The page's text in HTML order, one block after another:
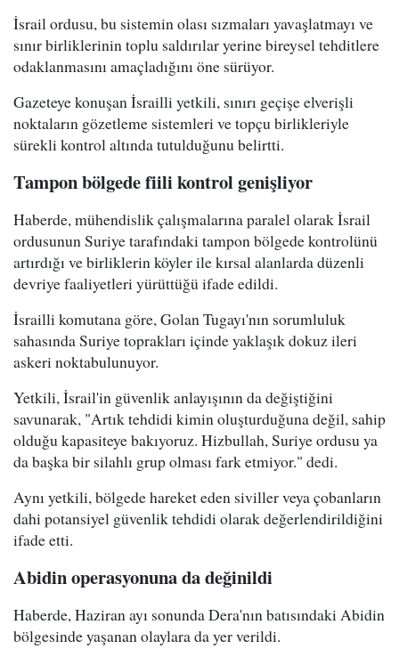
İsrail ordusu, bu sistemin olası sızmaları yavaşlatmayı ve
sınır birliklerinin toplu saldırılar yerine bireysel tehditlere
odaklanmasını amaçladığını öne sürüyor.
Gazeteye konuşan İsrailli yetkili, sınırı geçişe elverişli
noktaların gözetleme sistemleri ve topçu birlikleriyle
sürekli kontrol altında tutulduğunu belirtti.
Tampon bölgede fiili kontrol genişliyor
Haberde, mühendislik çalışmalarına paralel olarak İsrail
ordusunun Suriye tarafındaki tampon bölgede kontrolünü
artırdığı ve birliklerin köyler ile kırsal alanlarda düzenli
devriye faaliyetleri yürüttüğü ifade edildi.
İsrailli komutana göre, Golan Tugayı'nın sorumluluk
sahasında Suriye toprakları içinde yaklaşık dokuz ileri
askeri noktabulunuyor.
Yetkili, İsrail'in güvenlik anlayışının da değiştiğini
savunarak, "Artık tehdidi kimin oluşturduğuna değil, sahip
olduğu kapasiteye bakıyoruz. Hizbullah, Suriye ordusu ya
da başka bir silahlı grup olması fark etmiyor." dedi.
Aynı yetkili, bölgede hareket eden siviller veya çobanların
dahi potansiyel güvenlik tehdidi olarak değerlendirildiğini
ifade etti.
Abidin operasyonuna da değinildi
Haberde, Haziran ayı sonunda Dera'nın batısındaki Abidin
bölgesinde yaşanan olaylara da yer verildi.